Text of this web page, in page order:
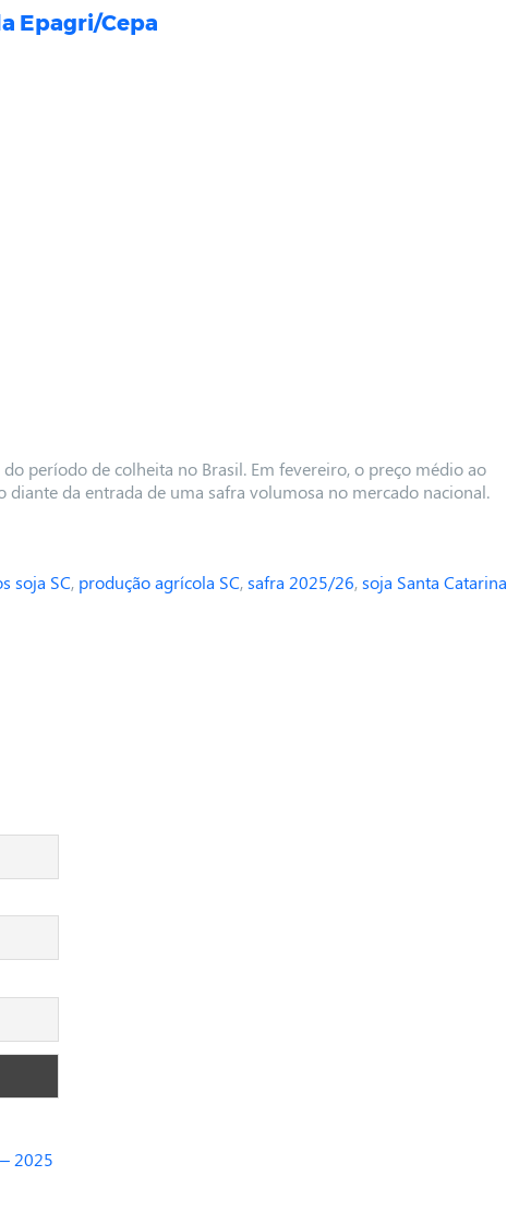
Epagri/Cepa
período de colheita no Brasil. Em fevereiro, o preço médio ao
da entrada de uma safra volumosa no mercado nacional.
soja SC, produção agrícola SC,safra 2025/26,soja Santa Catarina
2025